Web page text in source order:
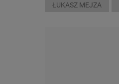
ŁUKASZ MEJZA